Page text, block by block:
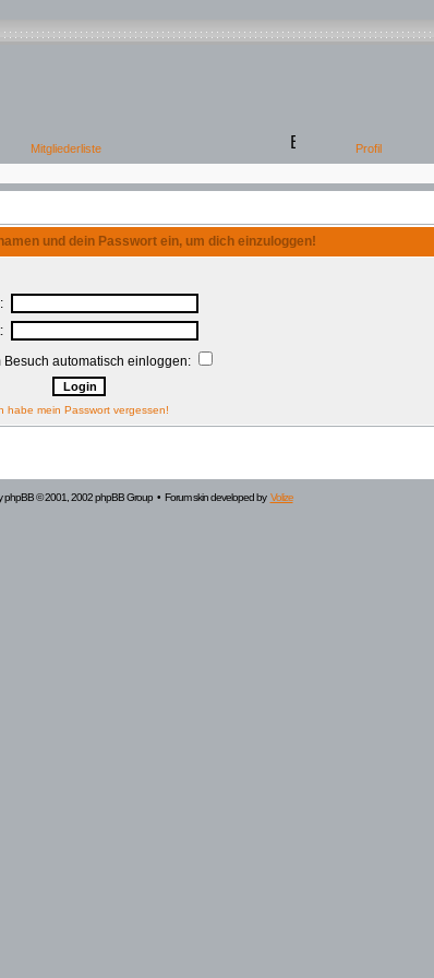
und dein Passwort ein, um dich einzuloggen!
Besuch automatisch einloggen:
habe mein Passwort vergessen!
phpBB© 2001, 2002 phpBB Group • Forum skin developed by Volize